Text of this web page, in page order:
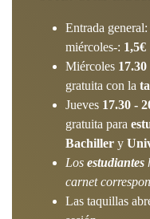
Entrada general:
miércoles-: 1,5€
Miércoles 17.30
gratuita con la
Jueves 17.30 -
gratuita para
Bachiller y
Los estudiantes
carnet
Las taquillas